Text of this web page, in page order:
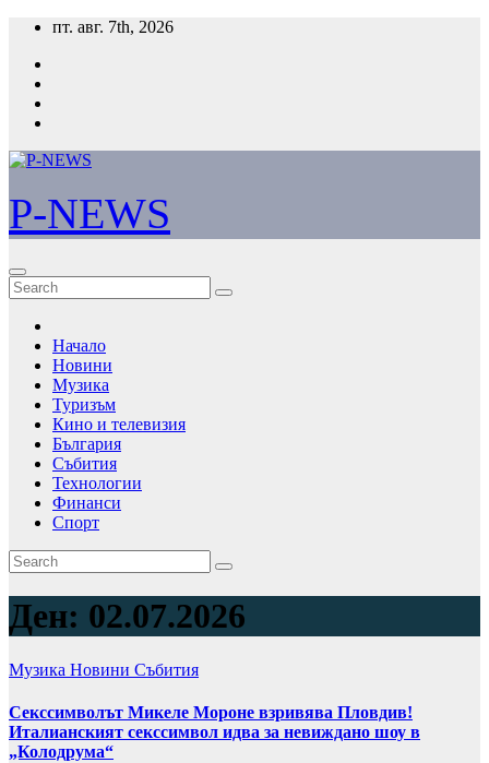
Skip
content
пт. авг. 7th, 2026
P-NEWS
Начало
Новини
Музика
Туризъм
Кино и телевизия
България
Събития
Технологии
Финанси
Спорт
Ден: 02.07.2026
Музика Новини Събития
Секссимволът Микеле Мороне взривява Пловдив!
Италианският секссимвол идва за невиждано шоу в
„Колодрума“